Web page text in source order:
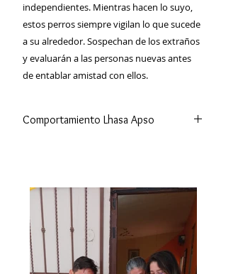
independientes. Mientras hacen lo suyo,
estos perros siempre vigilan lo que sucede
a su alrededor. Sospechan de los extraños
y evaluarán a las personas nuevas antes
de entablar amistad con ellos.
Comportamiento Lhasa Apso
puede llegar a mostrar .